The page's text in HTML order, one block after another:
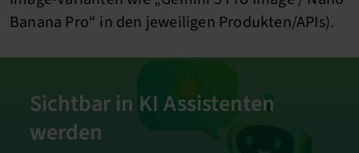
Banana Pro“ in den jeweiligen Produkten/APIs).
Sichtbar in KI Assistenten
werden